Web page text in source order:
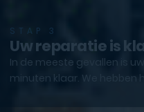
STAP 3
Uw reparatie is
In de meeste gevallen is
minuten klaar. We hebben